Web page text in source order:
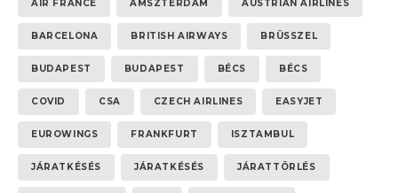
AIR FRANCE AMSZTERDAM AUSTRIAN AIRLINES
BARCELONA BRITISH AIRWAYS BRÜSSZEL
BUDAPEST BUDAPEST BÉCS BÉCS
COVID CSA CZECH AIRLINES EASYJET
EUROWINGS FRANKFURT ISZTAMBUL
JÁRATKÉSÉS JÁRATKÉSÉS JÁRATTÖRLÉS